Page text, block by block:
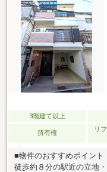
分（約400ｍ）◇Ｃ＆Ｃ
ディ生野南巽店 徒歩5分
売買対象に含まれません。
3階建て以上
所有権
リ
■物件のおすすめポイン
徒歩約８分の駅近の立地